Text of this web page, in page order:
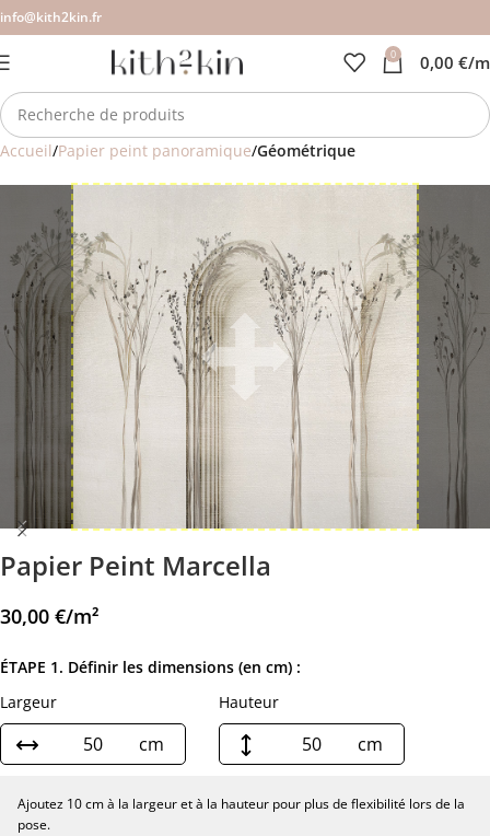
info@kith2kin.fr
0 0,00 €/
Accueil Papier peint panoramique Géométrique
Papier Peint Marcella
30,00 €/m²
ÉTAPE 1. Définir les dimensions (en cm) :
Largeur
cm
Hauteur
cm
Ajoutez 10 cm à la largeur et à la hauteur pour plus de flexibilité lors de la
pose.